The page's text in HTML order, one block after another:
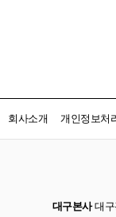
회사소개 개인정보처
대구본사대구